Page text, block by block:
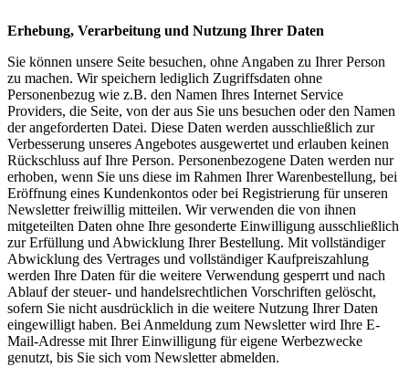
Erhebung, Verarbeitung und Nutzung Ihrer Daten
Sie können unsere Seite besuchen, ohne Angaben zu Ihrer Person
zu machen. Wir speichern lediglich Zugriffsdaten ohne
Personenbezug wie z.B. den Namen Ihres Internet Service
Providers, die Seite, von der aus Sie uns besuchen oder den Namen
der angeforderten Datei. Diese Daten werden ausschließlich zur
Verbesserung unseres Angebotes ausgewertet und erlauben keinen
Rückschluss auf Ihre Person. Personenbezogene Daten werden nur
erhoben, wenn Sie uns diese im Rahmen Ihrer Warenbestellung, bei
Eröffnung eines Kundenkontos oder bei Registrierung für unseren
Newsletter freiwillig mitteilen. Wir verwenden die von ihnen
mitgeteilten Daten ohne Ihre gesonderte Einwilligung ausschließlich
zur Erfüllung und Abwicklung Ihrer Bestellung. Mit vollständiger
Abwicklung des Vertrages und vollständiger Kaufpreiszahlung
werden Ihre Daten für die weitere Verwendung gesperrt und nach
Ablauf der steuer- und handelsrechtlichen Vorschriften gelöscht,
sofern Sie nicht ausdrücklich in die weitere Nutzung Ihrer Daten
eingewilligt haben. Bei Anmeldung zum Newsletter wird Ihre E-
Mail-Adresse mit Ihrer Einwilligung für eigene Werbezwecke
genutzt, bis Sie sich vom Newsletter abmelden.